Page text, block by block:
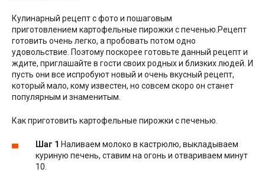
Кулинарный рецепт с фото и пошаговым
приготовлением картофельные пирожки с печенью.Рецепт
готовить очень легко, а пробовать потом одно
удовольствие. Поэтому поскорее готовьте данный рецепт и
ждите, приглашайте в гости своих родных и близких людей. И
пусть они все испробуют новый и очень вкусный рецепт,
который мало, кому известен, но совсем скоро он станет
популярным и знаменитым.
Как приготовить картофельные пирожки с печенью.
Шаг 1 Наливаем молоко в кастрюлю, выкладываем
куриную печень, ставим на огонь и отвариваем минут
10.